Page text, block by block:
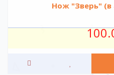
Нож "Зверь" (в